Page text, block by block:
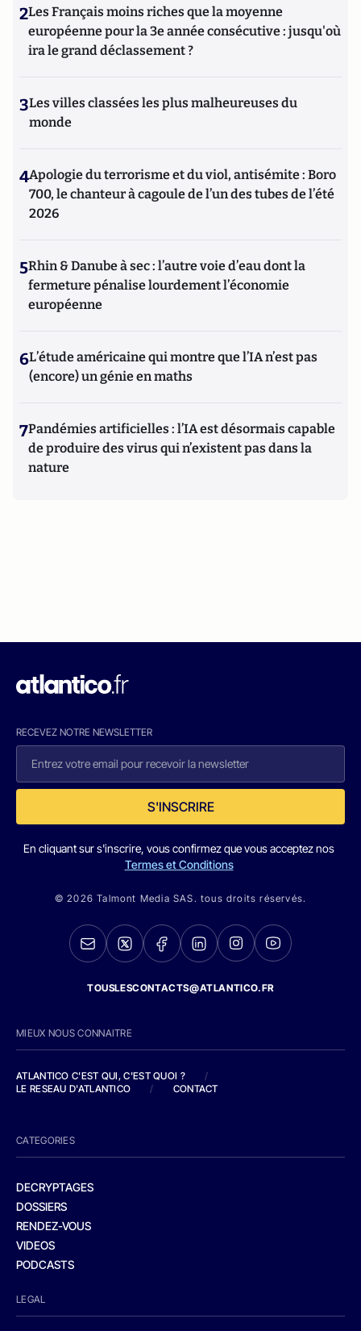
2Les Français moins riches que la moyenne
européenne pour la 3e année consécutive : jusqu'où
ira le grand déclassement ?
3Les villes classées les plus malheureuses du
monde
4Apologie du terrorisme et du viol, antisémite : Boro
700, le chanteur à cagoule de l’un des tubes de l’été
2026
5Rhin & Danube à sec : l’autre voie d’eau dont la
fermeture pénalise lourdement l’économie
européenne
6L’étude américaine qui montre que l’IA n’est pas
(encore) un génie en maths
7Pandémies artificielles : l’IA est désormais capable
de produire des virus qui n’existent pas dans la
nature
RECEVEZ NOTRE NEWSLETTER
S'INSCRIRE
En cliquant sur s'inscrire, vous confirmez que vous acceptez nos
Termes et Conditions
© 2026 Talmont Media SAS. tous droits réservés.
TOUSLESCONTACTS@ATLANTICO.FR
MIEUX NOUS CONNAITRE
ATLANTICO C'EST QUI, C'EST QUOI ?
/
LE RESEAU D'ATLANTICO
/ CONTACT
CATEGORIES
DECRYPTAGES
DOSSIERS
RENDEZ-VOUS
VIDEOS
PODCASTS
LEGAL